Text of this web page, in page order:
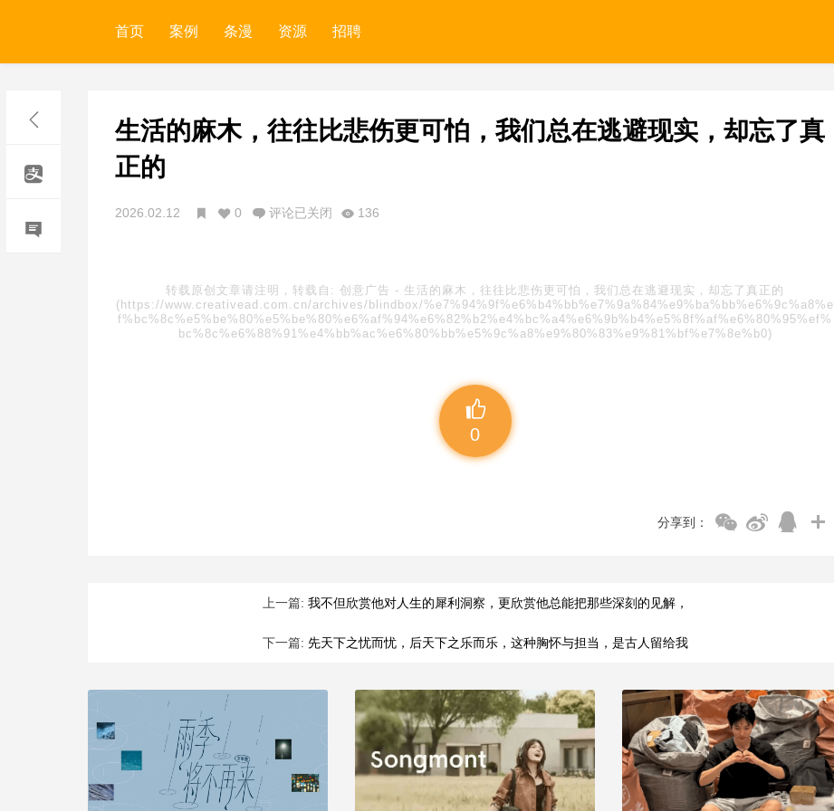
首页 案例 条漫 资源 招聘
生活的麻木，往往比悲伤更可怕，我们总在逃避现实，却忘了真
正的
2026.02.12 0 评论已关闭 136
转载原创文章请注明，转载自: 创意广告 - 生活的麻木，往往比悲伤更可怕，我们总在逃避现实，却忘了真正的
(https://www.creativead.com.cn/archives/blindbox/%e7%94%9f%e6%b4%bb%e7%9a%84%e9%ba%bb%e6%9c%a8%e
f%bc%8c%e5%be%80%e5%be%80%e6%af%94%e6%82%b2%e4%bc%a4%e6%9b%b4%e5%8f%af%e6%80%95%ef%
bc%8c%e6%88%91%e4%bb%ac%e6%80%bb%e5%9c%a8%e9%80%83%e9%81%bf%e7%8e%b0)
0
分享到：
上一篇: 我不但欣赏他对人生的犀利洞察，更欣赏他总能把那些深刻的见解，
下一篇: 先天下之忧而忧，后天下之乐而乐，这种胸怀与担当，是古人留给我